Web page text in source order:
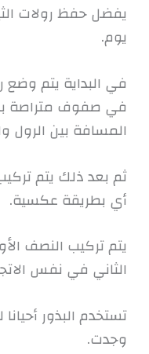
يفضل حفظ رولات
يوم.
في البداية يتم وضع
في صفوف متراصة
المسافة بين الرول
ثم بعد ذلك يتم
أي بطريقة عكسية.
يتم تركيب النصف
الثاني في نفس
تستخدم البذور
وجدت.